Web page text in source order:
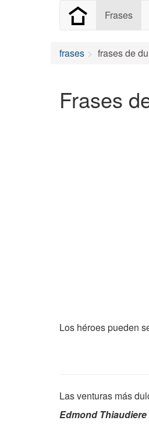
Frases
frases frases de
Frases
Los héroes pueden
Las venturas más
Edmond Thiaudiere